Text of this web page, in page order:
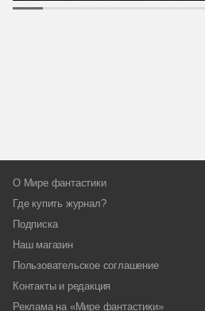
О Мире фантастики
Где купить журнал?
Подписка
Наш магазин
Пользовательское соглашение
Контакты и редакция
Реклама на «Мире фантастики»